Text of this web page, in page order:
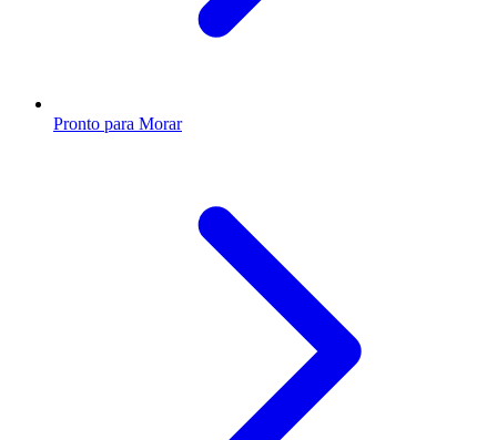
Pronto para Morar